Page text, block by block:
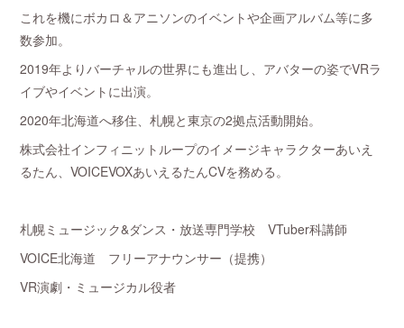
これを機にボカロ＆アニソンのイベントや企画アルバム等に多
数参加。
2019年よりバーチャルの世界にも進出し、アバターの姿でVRラ
イブやイベントに出演。
2020年北海道へ移住、札幌と東京の2拠点活動開始。
株式会社インフィニットループのイメージキャラクターあいえ
るたん、VOICEVOXあいえるたんCVを務める。
札幌ミュージック&ダンス・放送専門学校 VTuber科講師
VOICE北海道 フリーアナウンサー（提携）
VR演劇・ミュージカル役者